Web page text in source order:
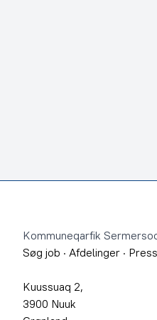
Kommuneqarfik
Søg job · Afdelinger ·
Kuussuaq 2,
3900 Nuuk